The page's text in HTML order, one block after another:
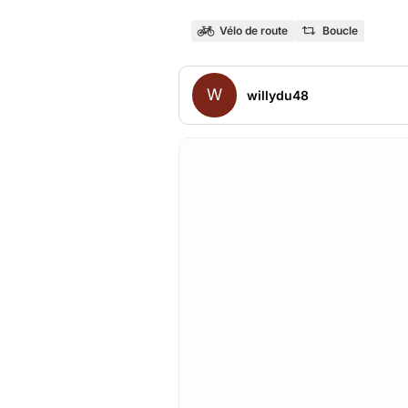
Vélo de route Boucle
W willydu48